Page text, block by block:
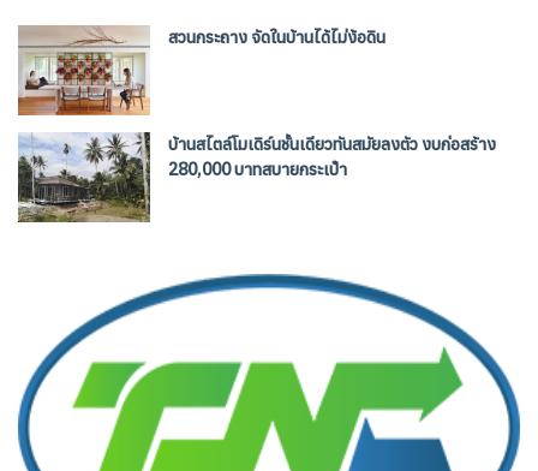
สวนกระถาง จัดในบ้านได้ไม่ง้อดิน
บ้านสไตล์โมเดิร์นชั้นเดียวทันสมัยลงตัว งบก่อสร้าง
280,000 บาทสบายกระเป๋า